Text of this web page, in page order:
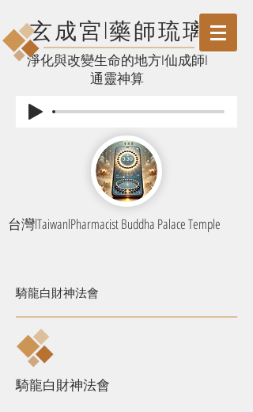
玄成宮l藥師琉璃
​淨化與改變生命的地方l仙成師l
通靈神算
台灣lTaiwanlPharmacist Buddha Palace Temple
騎龍白財神法會
騎龍白財神法會